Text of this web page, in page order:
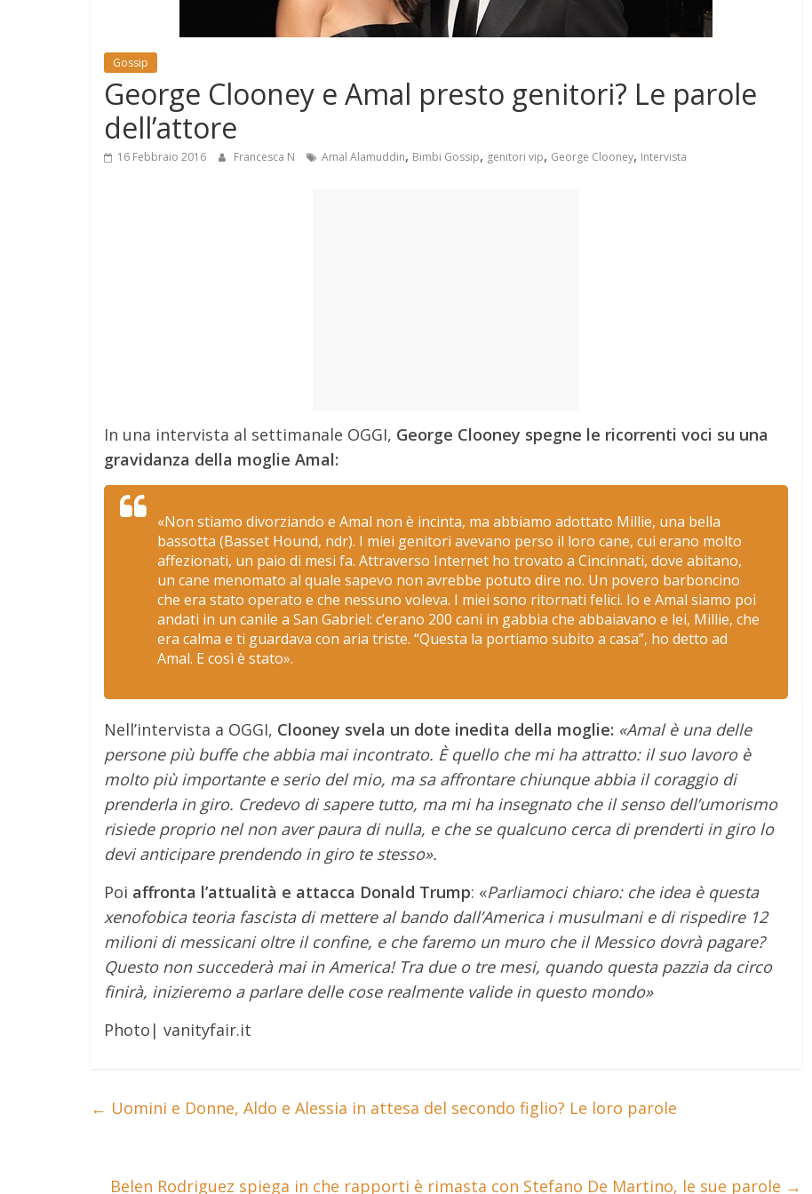
Gossip
George Clooney e Amal presto genitori? Le parole
dell’attore
16 Febbraio 2016 Francesca N Amal Alamuddin, Bimbi Gossip, genitori vip, George Clooney, Intervista
In una intervista al settimanale OGGI, George Clooney spegne le ricorrenti voci su una
gravidanza della moglie Amal:
«Non stiamo divorziando e Amal non è incinta, ma abbiamo adottato Millie, una bella
bassotta (Basset Hound, ndr). I miei genitori avevano perso il loro cane, cui erano molto
affezionati, un paio di mesi fa. Attraverso Internet ho trovato a Cincinnati, dove abitano,
un cane menomato al quale sapevo non avrebbe potuto dire no. Un povero barboncino
che era stato operato e che nessuno voleva. I miei sono ritornati felici. Io e Amal siamo poi
andati in un canile a San Gabriel: c’erano 200 cani in gabbia che abbaiavano e lei, Millie, che
era calma e ti guardava con aria triste. “Questa la portiamo subito a casa”, ho detto ad
Amal. E così è stato».
Nell’intervista a OGGI, Clooney svela un dote inedita della moglie: «Amal è una delle
persone più buffe che abbia mai incontrato. È quello che mi ha attratto: il suo lavoro è
molto più importante e serio del mio, ma sa affrontare chiunque abbia il coraggio di
prenderla in giro. Credevo di sapere tutto, ma mi ha insegnato che il senso dell’umorismo
risiede proprio nel non aver paura di nulla, e che se qualcuno cerca di prenderti in giro lo
devi anticipare prendendo in giro te stesso».
Poi affronta l’attualità e attacca Donald Trump: «Parliamoci chiaro: che idea è questa
xenofobica teoria fascista di mettere al bando dall’America i musulmani e di rispedire 12
milioni di messicani oltre il confine, e che faremo un muro che il Messico dovrà pagare?
Questo non succederà mai in America! Tra due o tre mesi, quando questa pazzia da circo
finirà, inizieremo a parlare delle cose realmente valide in questo mondo»
Photo| vanityfair.it
← Uomini e Donne, Aldo e Alessia in attesa del secondo figlio? Le loro parole
Belen Rodriguez spiega in che rapporti è rimasta con Stefano De Martino, le sue parole →